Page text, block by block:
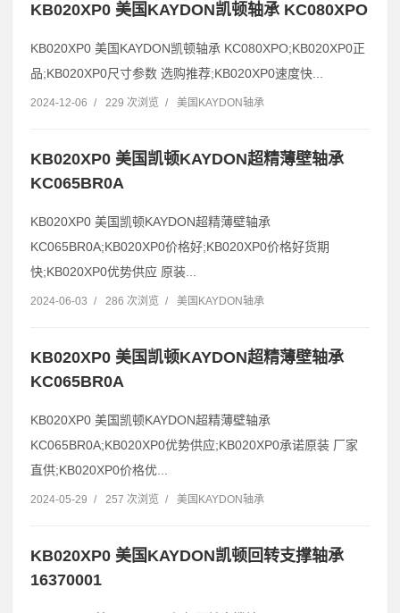
KB020XP0 美国KAYDON凯顿轴承 KC080XPO
KB020XP0 美国KAYDON凯顿轴承 KC080XPO;KB020XP0正
品;KB020XP0尺寸参数 选购推荐;KB020XP0速度快...
2024-12-06 / 229 次浏览 / 美国KAYDON轴承
KB020XP0 美国凯顿KAYDON超精薄壁轴承
KC065BR0A
KB020XP0 美国凯顿KAYDON超精薄壁轴承
KC065BR0A;KB020XP0价格好;KB020XP0价格好货期
快;KB020XP0优势供应 原装...
2024-06-03 / 286 次浏览 / 美国KAYDON轴承
KB020XP0 美国凯顿KAYDON超精薄壁轴承
KC065BR0A
KB020XP0 美国凯顿KAYDON超精薄壁轴承
KC065BR0A;KB020XP0优势供应;KB020XP0承诺原装 厂家
直供;KB020XP0价格优...
2024-05-29 / 257 次浏览 / 美国KAYDON轴承
KB020XP0 美国KAYDON凯顿回转支撑轴承
16370001